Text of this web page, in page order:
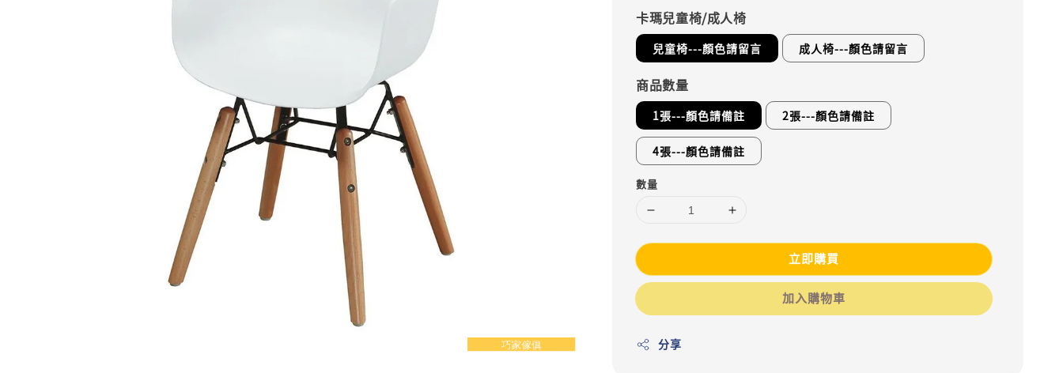
卡瑪兒童椅/成人椅
兒童椅---顏色請留言 成人椅---顏色請留言
商品數量
1張---顏色請備註 2張---顏色請備註
4張---顏色請備註
數量
立即購買
加入購物車
分享